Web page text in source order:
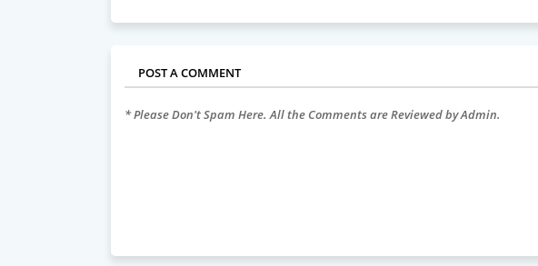
POST A COMMENT
* Please Don't Spam Here. All the Comments are Reviewed by Admin.